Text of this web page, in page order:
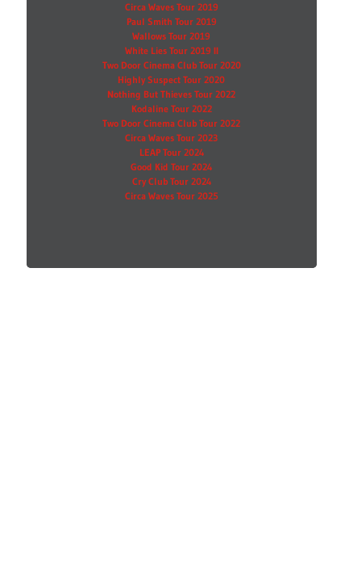
Circa Waves Tour 2019
Paul Smith Tour 2019
Wallows Tour 2019
White Lies Tour 2019 II
Two Door Cinema Club Tour 2020
Highly Suspect Tour 2020
Nothing But Thieves Tour 2022
Kodaline Tour 2022
Two Door Cinema Club Tour 2022
Circa Waves Tour 2023
LEAP Tour 2024
Good Kid Tour 2024
Cry Club Tour 2024
Circa Waves Tour 2025